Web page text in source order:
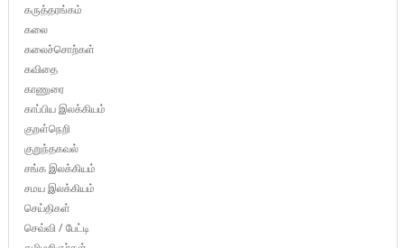
கருத்தரங்கம்
கலை
கலைச்சொற்கள்
கவிதை
காணுரை
காப்பிய இலக்கியம்
குறள்நெறி
குறுந்தகவல்
சங்க இலக்கியம்
சமய இலக்கியம்
செய்திகள்
செவ்வி / பேட்டி